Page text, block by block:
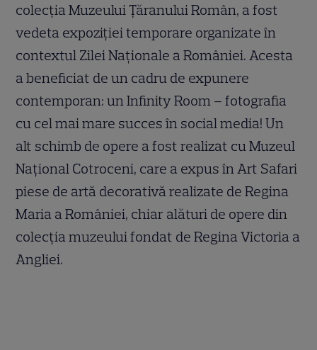
colecția Muzeului Țăranului Român, a fost
vedeta expoziției temporare organizate în
contextul Zilei Naționale a României. Acesta
a beneficiat de un cadru de expunere
contemporan: un Infinity Room – fotografia
cu cel mai mare succes în social media! Un
alt schimb de opere a fost realizat cu Muzeul
Național Cotroceni, care a expus în Art Safari
piese de artă decorativă realizate de Regina
Maria a României, chiar alături de opere din
colecția muzeului fondat de Regina Victoria a
Angliei.